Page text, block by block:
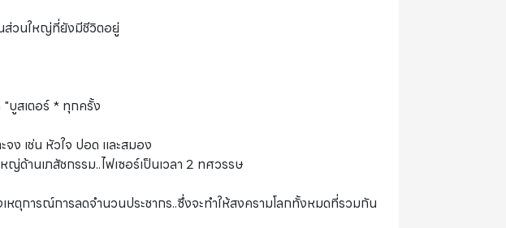
ส่วนใหญ่ที่ยังมีชีวิตอยู่
"บูสเตอร์ * ทุกครั้ง
จง เช่น หัวใจ ปอด และสมอง
ด้านเภสัชกรรม..ไฟเซอร์เป็นเวลา 2 ทศวรรษ
ตุการณ์การลดจำนวนประชากร..ซึ่งจะทำให้สงครามโลกทั้งหมดที่รวมกัน